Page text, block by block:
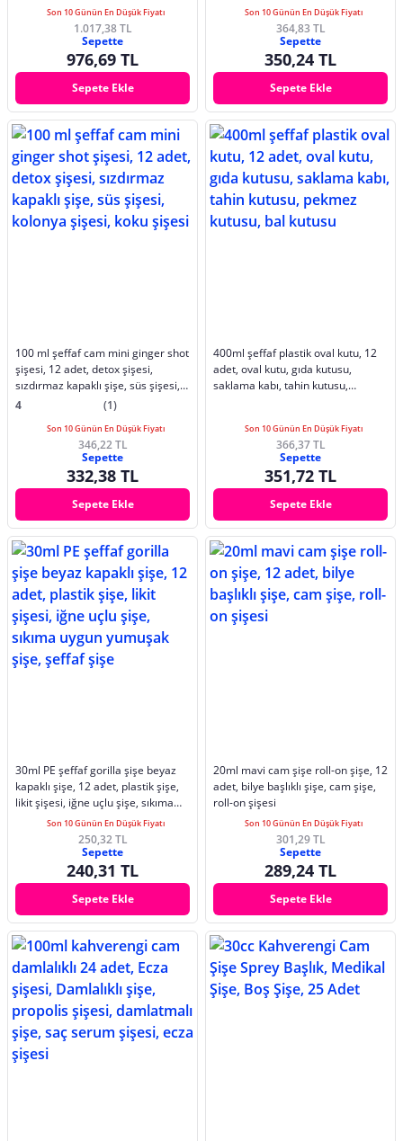
Son 10 Günün En Düşük Fiyatı
1.017,38 TL
Sepette
976,69 TL
Sepete Ekle
Son 10 Günün En Düşük Fiyatı
364,83 TL
Sepette
350,24 TL
Sepete Ekle
100 ml şeffaf cam mini ginger shot
şişesi, 12 adet, detox şişesi,
sızdırmaz kapaklı şişe, süs şişesi,
kolonya şişesi, koku şişesi
4 (1)
Son 10 Günün En Düşük Fiyatı
346,22 TL
Sepette
332,38 TL
Sepete Ekle
400ml şeffaf plastik oval kutu, 12
adet, oval kutu, gıda kutusu,
saklama kabı, tahin kutusu,
Son 10 Günün En Düşük Fiyatı
366,37 TL
Sepette
351,72 TL
Sepete Ekle
30ml PE şeffaf gorilla şişe beyaz
kapaklı şişe, 12 adet, plastik şişe,
likit şişesi, iğne uçlu şişe, sıkıma
uygun yumuşak şişe, şeffaf şişe
Son 10 Günün En Düşük Fiyatı
250,32 TL
Sepette
240,31 TL
Sepete Ekle
20ml mavi cam şişe roll-on şişe, 12
adet, bilye başlıklı şişe, cam şişe,
roll-on şişesi
Son 10 Günün En Düşük Fiyatı
301,29 TL
Sepette
289,24 TL
Sepete Ekle